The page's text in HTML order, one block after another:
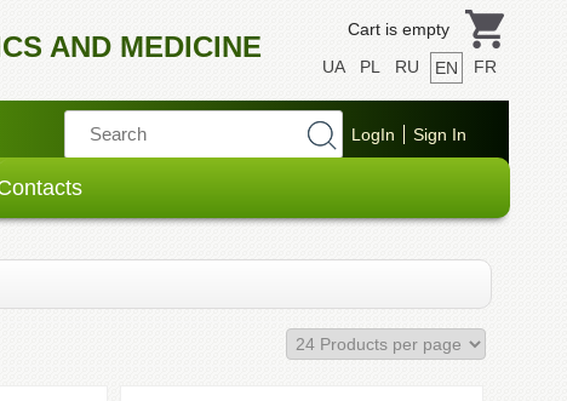
AND MEDICINE
Cart is empty
UA
PL RU EN FR